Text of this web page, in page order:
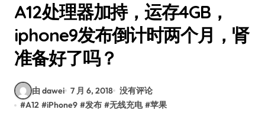
A12处理器加持，运存4GB，
iphone9发布倒计时两个月，肾
准备好了吗？
由 dawei 7 月 6, 2018 没有评论
#A12 #iPhone9 #发布 #无线充电 #苹果